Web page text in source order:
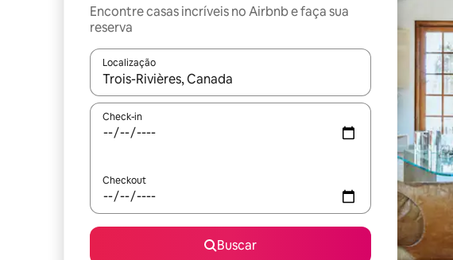
Encontre casas incríveis no Airbnb e faça sua
reserva
Localização
Quando os resultados estiverem disponíveis, explore-os usando as
Check-in
Checkout
Buscar